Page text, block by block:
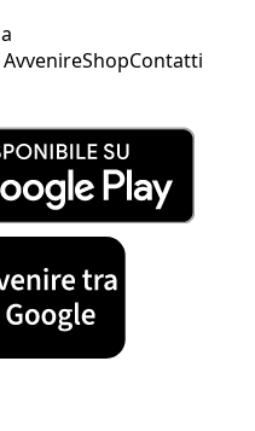
ShopContatti